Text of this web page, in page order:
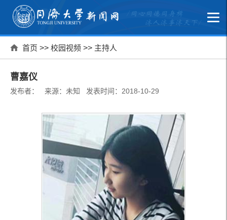
首页 >> 校园视频 >> 主持人
曹嘉仪
发布者： 来源：未知 发表时间：2018-10-29